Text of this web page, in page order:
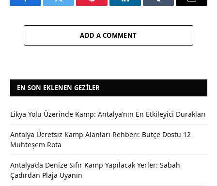
FacebookTwitter Pinterest LinkedInTumblr Email
ADD A COMMENT
EN SON EKLENEN GEZILER
Likya Yolu Üzerinde Kamp: Antalya’nın En Etkileyici Durakları
Antalya Ücretsiz Kamp Alanları Rehberi: Bütçe Dostu 12
Muhteşem Rota
Antalya’da Denize Sıfır Kamp Yapılacak Yerler: Sabah
Çadırdan Plaja Uyanın